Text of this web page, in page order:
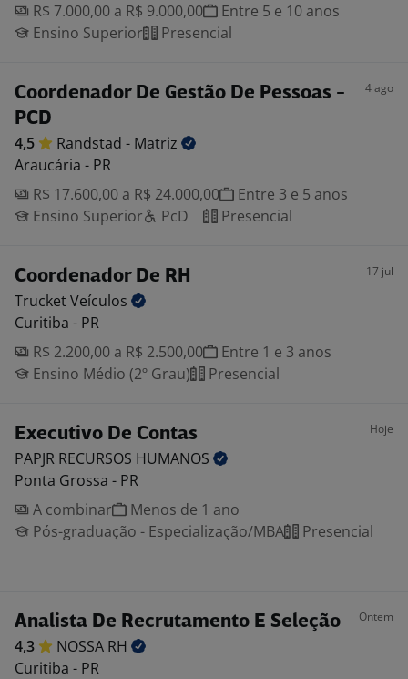
R$ 7.000,00 a R$ 9.000,00
Entre 5 e 10 anos
Ensino Superior
Presencial
Coordenador De Gestão De Pessoas -
PCD
4 ago
4,5 Randstad - Matriz
Araucária - PR
R$ 17.600,00 a R$ 24.000,00
Entre 3 e 5 anos
Ensino Superior
PcD Presencial
Coordenador De RH 17 jul
TrucketVeículos
Curitiba - PR
R$ 2.200,00 a R$ 2.500,00
Entre 1 e 3 anos
Ensino Médio (2º Grau)
Presencial
Executivo De Contas Hoje
PAPJR RECURSOS HUMANOS
Ponta Grossa - PR
A combinar
Menos de 1 ano
Pós-graduação - Especialização/MBA
Presencial
Analista De Recrutamento E Seleção Ontem
4,3 NOSSA RH
Curitiba - PR